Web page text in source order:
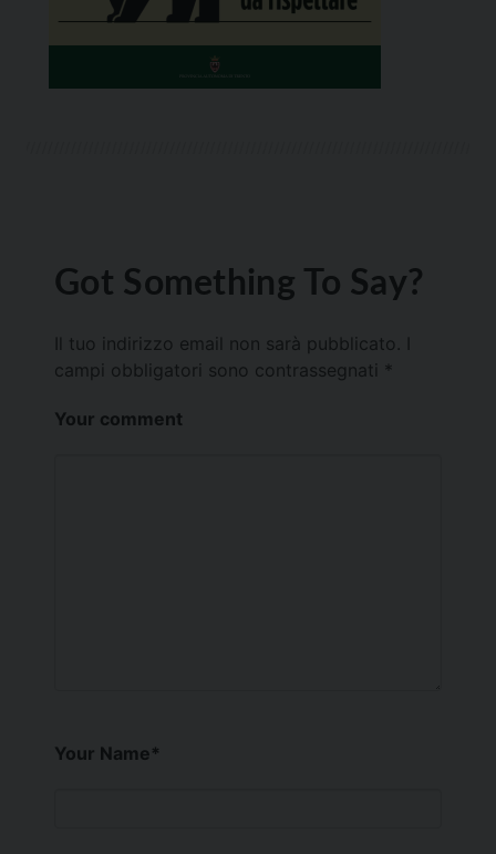
Got Something To Say?
Il tuo indirizzo email non sarà pubblicato.
campi obbligatori sono contrassegnati *
Your comment
Your Name*